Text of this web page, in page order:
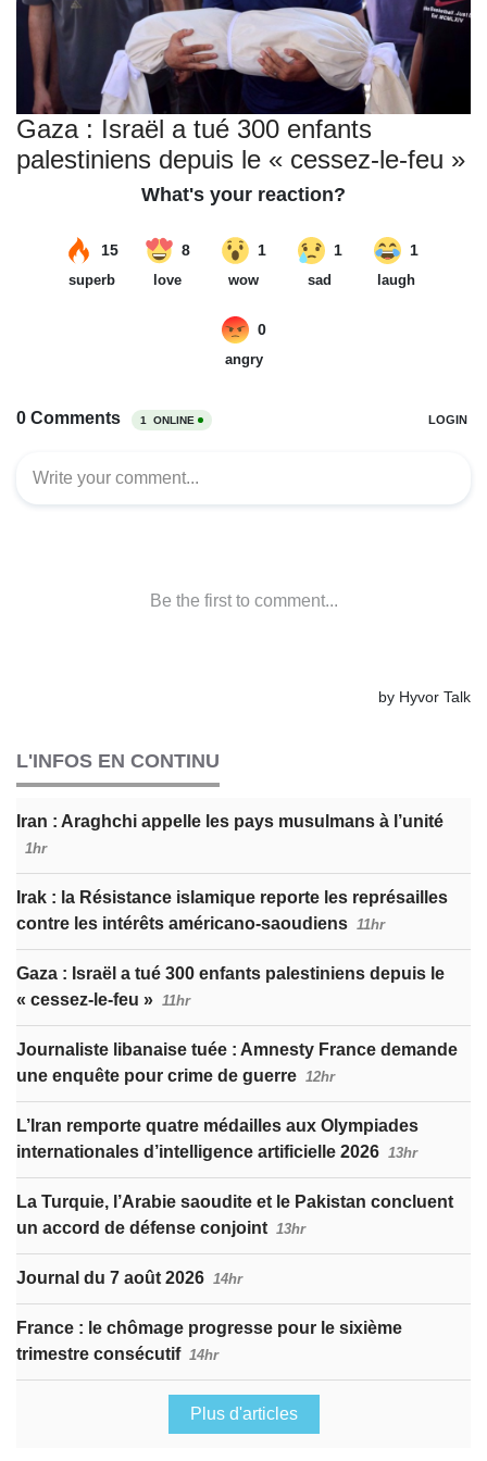
Gaza : Israël a tué 300 enfants
palestiniens depuis le « cessez-le-feu »
L'INFOS EN CONTINU
Iran : Araghchi appelle les pays musulmans à l’unité
1hr
Irak : la Résistance islamique reporte les représailles
contre les intérêts américano-saoudiens 11hr
Gaza : Israël a tué 300 enfants palestiniens depuis le
« cessez-le-feu » 11hr
Journaliste libanaise tuée : Amnesty France demande
une enquête pour crime de guerre 12hr
L’Iran remporte quatre médailles aux Olympiades
internationales d’intelligence artificielle 2026 13hr
La Turquie, l’Arabie saoudite et le Pakistan concluent
un accord de défense conjoint 13hr
Journal du 7 août 2026 14hr
France : le chômage progresse pour le sixième
trimestre consécutif 14hr
Plus d'articles